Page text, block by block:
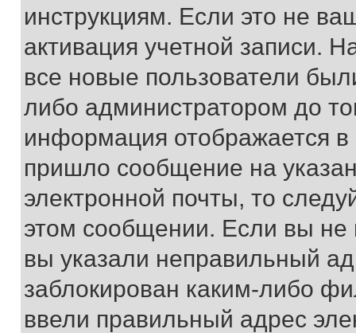
инструкциям. Если это не
активация учетной записи.
все новые пользователи
либо администратором до
информация отображается
пришло сообщение на
электронной почты, то
этом сообщении. Если вы
вы указали неправильный
заблокирован каким-либо
ввели правильный адрес